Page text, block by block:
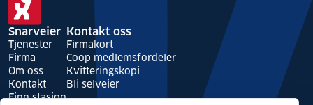
Snarveier
Tjenester
Firma
Om oss
Kontakt
Finn stasjon
Kontakt oss
Firmakort
Coop medlemsfordeler
Kvitteringskopi
Bli selveier